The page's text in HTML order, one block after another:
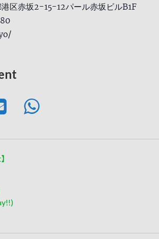
区赤坂2-15-12パール赤坂ビルB1F